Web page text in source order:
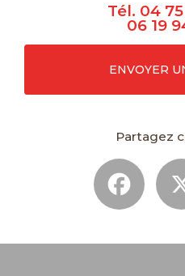
Tél. 04
06 19
ENVOYER
Partagez